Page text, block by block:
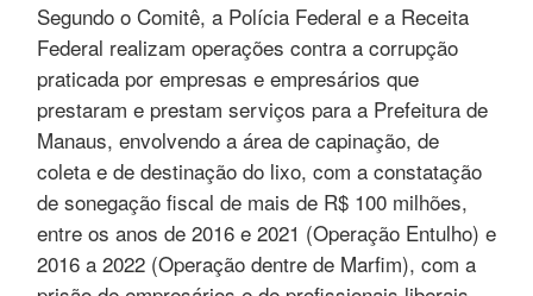
Segundo o Comitê, a Polícia Federal e a Receita
Federal realizam operações contra a corrupção
praticada por empresas e empresários que
prestaram e prestam serviços para a Prefeitura de
Manaus, envolvendo a área de capinação, de
coleta e de destinação do lixo, com a constatação
de sonegação fiscal de mais de R$ 100 milhões,
entre os anos de 2016 e 2021 (Operação Entulho) e
2016 a 2022 (Operação dentre de Marfim), com a